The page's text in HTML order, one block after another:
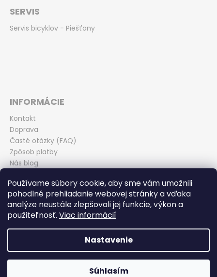
Používame súbory cookie, aby sme vám umožnili
pohodlné prehliadanie webovej stránky a vďaka
analýze neustále zlepšovali jej funkcie, výkon a
použiteľnosť. Viac informácií
Nastavenie
Súhlasím
SERVIS
Servis bicyklov - Piešťany
INFORMÁCIE
Kontakt
Doprava
Časté otázky (FAQ)
Zpôsob platby
Nás blog
Zásady ochrany osobných údajov
Odstúpenie od kúpnej zmluvy
Copyright 2026Miroslav Ďurina - TEAM BIKE Piešťany.
Všetky práva vyhradené.